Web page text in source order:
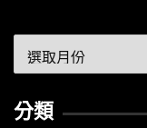
整
分類